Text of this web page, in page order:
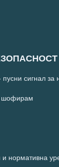
сигнал за
шофирам
и нормативна